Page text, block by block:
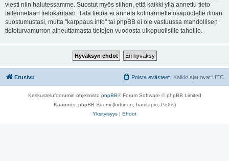
viesti niin halutessamme. Suostut myös siihen, että kaikki yllä annettu tieto
tallennetaan tietokantaan. Tätä tietoa ei anneta kolmannelle osapuolelle ilman
suostumustasi, mutta "karppaus.info" tai phpBB ei ole vastuussa mahdollisen
tietoturvamurron aiheuttamasta tietojen vuodosta ulkopuolisille tahoille.
Etusivu Kaikki ajat ovat UTC
Poista evästeet
Keskustelufoorumin ohjelmisto phpBB® Forum Software © phpBB Limited
Käännös: phpBB Suomi (lurttinen, harritapio, Pettis)
Yksityisyys | Ehdot